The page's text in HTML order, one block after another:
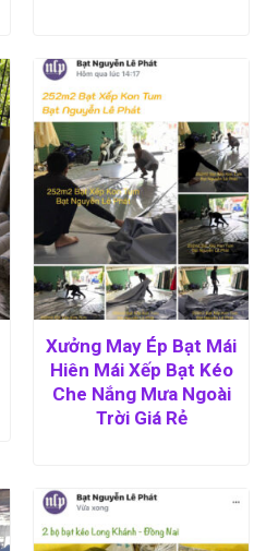
Xưởng May Ép Bạt Mái
Hiên Mái Xếp Bạt Kéo
Che Nắng Mưa Ngoài
Trời Giá Rẻ